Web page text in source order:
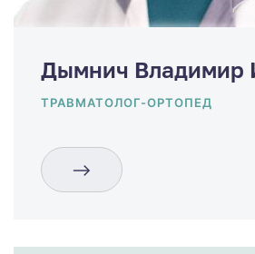
Дымнич Владимир
ТРАВМАТОЛОГ-ОРТОПЕД